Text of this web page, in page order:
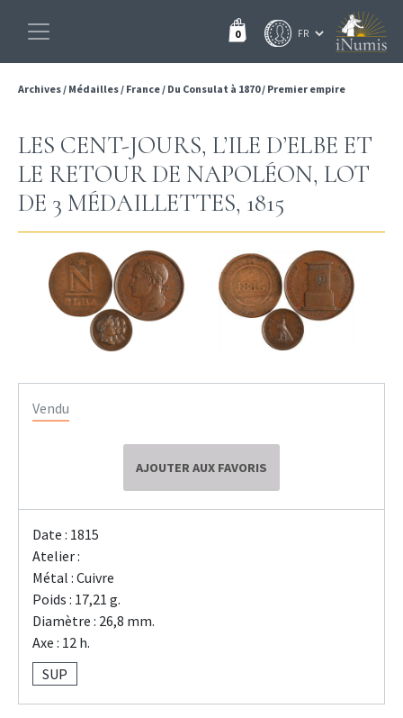
0
Archives/ Médailles/ France/ Du Consulat à 1870/ Premier empire
LES CENT-JOURS, L’ILE D’ELBE ET
LE RETOUR DE NAPOLÉON, LOT
DE 3 MÉDAILLETTES, 1815
Vendu
AJOUTER AUX FAVORIS
Date : 1815
Atelier :
Métal : Cuivre
Poids : 17,21 g.
Diamètre : 26,8 mm.
Axe : 12 h.
SUP